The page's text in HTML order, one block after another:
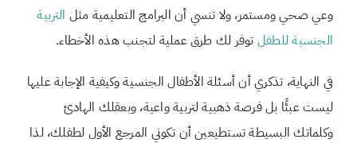
وعي صحي ومستمر، ولا تنسي أن البرامج التعليمية مثل التربية
الجنسية للطفل توفر لك طرق عملية لتجنب هذه الأخطاء.
في النهاية، تذكري أن أسئلة الأطفال الجنسية وكيفية الإجابة عليها
ليست عبئًا بل فرصة ذهبية لتربية واعية، وبعقلك الهادئ
وكلماتك البسيطة تستطيعين أن تكوني المرجع الأول لطفلك، لذا